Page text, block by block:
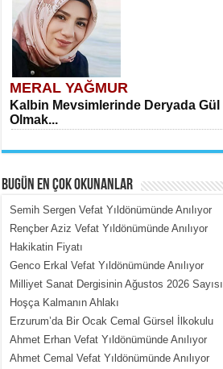
MERAL YAĞMUR
Kalbin Mevsimlerinde Deryada Gül
Olmak...
MEHMET ÇOBAN
İçerdeki Put Dışardaki Maskeler...
BUGÜN EN ÇOK OKUNANLAR
Semih Sergen Vefat Yıldönümünde Anılıyor
Rençber Aziz Vefat Yıldönümünde Anılıyor
Hakikatin Fiyatı
Genco Erkal Vefat Yıldönümünde Anılıyor
Milliyet Sanat Dergisinin Ağustos 2026 Sayısı
Hoşça Kalmanın Ahlakı
Erzurum’da Bir Ocak Cemal Gürsel İlkokulu
Ahmet Erhan Vefat Yıldönümünde Anılıyor
Ahmet Cemal Vefat Yıldönümünde Anılıyor